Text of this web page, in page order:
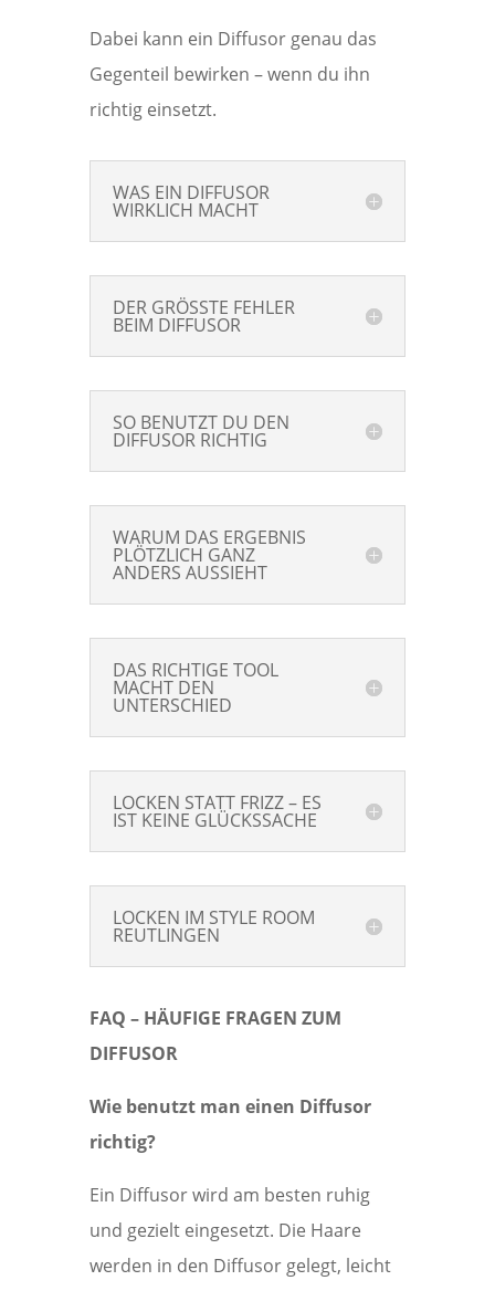
Dabei kann ein Diffusor genau das
Gegenteil bewirken – wenn du ihn
richtig einsetzt.
WAS EIN DIFFUSOR
WIRKLICH MACHT
DER GRÖSSTE FEHLER
BEIM DIFFUSOR
SO BENUTZT DU DEN
DIFFUSOR RICHTIG
WARUM DAS ERGEBNIS
PLÖTZLICH GANZ
ANDERS AUSSIEHT
DAS RICHTIGE TOOL
MACHT DEN
UNTERSCHIED
LOCKEN STATT FRIZZ – ES
IST KEINE GLÜCKSSACHE
LOCKEN IM STYLE ROOM
REUTLINGEN
FAQ – HÄUFIGE FRAGEN ZUM
DIFFUSOR
Wie benutzt man einen Diffusor
richtig?
Ein Diffusor wird am besten ruhig
und gezielt eingesetzt. Die Haare
werden in den Diffusor gelegt, leicht